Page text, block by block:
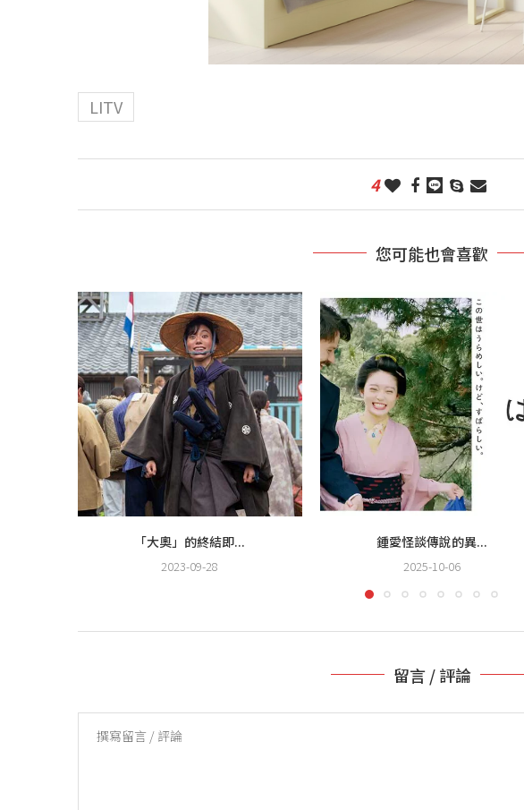
LITV
4
您可能也會喜歡
「大奧」的終結即...
2023-09-28
鍾愛怪談傳說的異...
2025-10-06
留言 / 評論